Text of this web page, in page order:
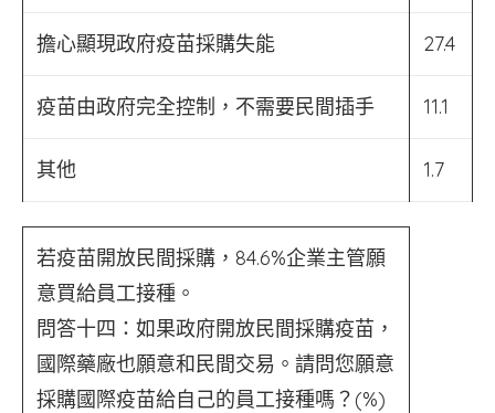
擔心顯現政府疫苗採購失能 27.4
疫苗由政府完全控制，不需要民間插手 11.1
其他 1.7
若疫苗開放民間採購，84.6%企業主管願
意買給員工接種。
問答十四：如果政府開放民間採購疫苗，
國際藥廠也願意和民間交易。請問您願意
採購國際疫苗給自己的員工接種嗎？(%)